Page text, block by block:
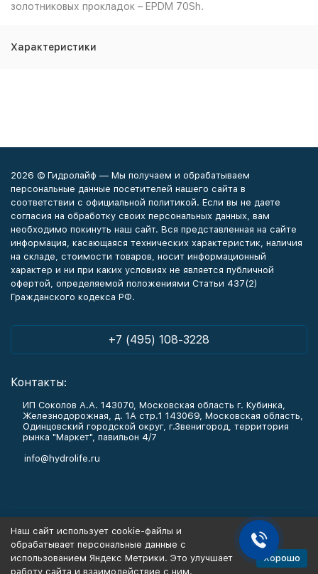
золотниковых прокладок – EPDM 70Sh.
Характеристики
2026 © Гидролайф — Мы получаем и обрабатываем
персональные данные посетителей нашего сайта в
соответствии с официальной политикой. Если вы не даете
согласия на обработку своих персональных данных, вам
необходимо покинуть наш сайт. Вся представленная на сайте
информация, касающаяся технических характеристик, наличия
на складе, стоимости товаров, носит информационный
характер и ни при каких условиях не является публичной
офертой, определяемой положениями Статьи 437(2)
Гражданского кодекса РФ.
+7 (495) 108-3228
Контакты:
ИП Соколов А.А. 143070, Московская область г. Кубинка,
Железнодорожная, д. 1А стр.1 143069, Московская область,
Одинцовский городской округ, г.Звенигород, территория
рынка "Маркет", павильон 4/7
info@hydrolife.ru
Информация
Наш сайт использует cookie-файлы и
обрабатывает персональные данные с
использованием Яндекс Метрики. Это улучшает
работу сайта и взаимодействие с ним.
Хорошо